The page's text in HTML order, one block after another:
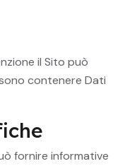
il Sito può
contenere Dati
fornire informative